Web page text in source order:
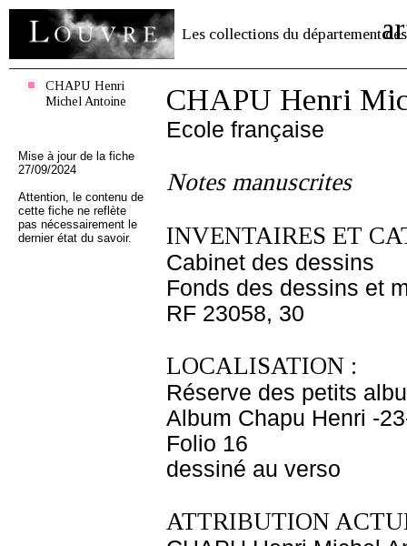
Les collections du département des
CHAPU Henri
Michel Antoine
Mise à jour de la fiche
27/09/2024
Attention, le contenu de
cette fiche ne reflète
pas nécessairement le
dernier état du savoir.
CHAPU Henri
Ecole française
Notes manuscrites
INVENTAIRES ET
Cabinet des dessins
Fonds des dessins et
RF 23058, 30
LOCALISATION :
Réserve des petits
Album Chapu Henri -
Folio 16
dessiné au verso
ATTRIBUTION